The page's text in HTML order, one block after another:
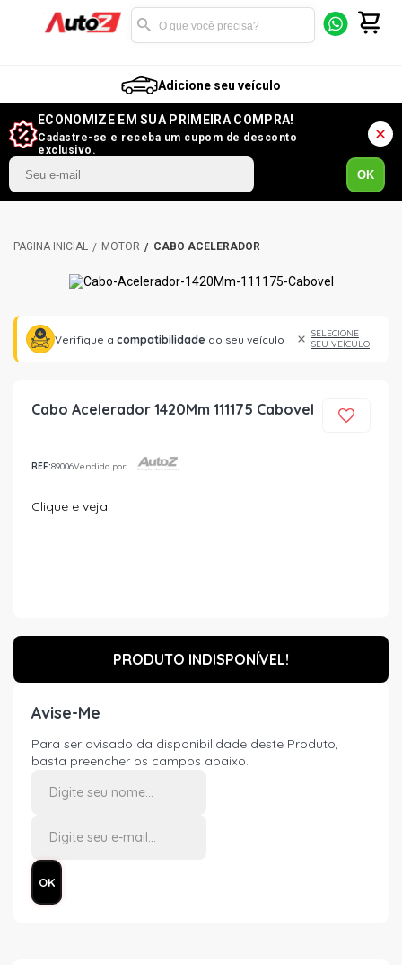
Adicione seu veículo
ECONOMIZE EM SUA PRIMEIRA COMPRA!
Cadastre-se e receba um cupom de desconto
exclusivo.
OK
MOTOR CABO ACELERADOR
Verifique a compatibilidade do seu veículo
SELECIONE
SEU VEÍCULO
Cabo Acelerador 1420Mm 111175 Cabovel
REF:89006Vendido por:
Clique e veja!
PRODUTO INDISPONÍVEL!
Avise-Me
Para ser avisado da disponibilidade deste Produto,
basta preencher os campos abaixo.